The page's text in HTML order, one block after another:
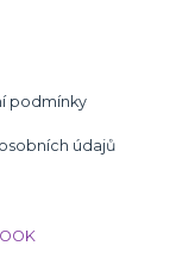
podmínky
údajů